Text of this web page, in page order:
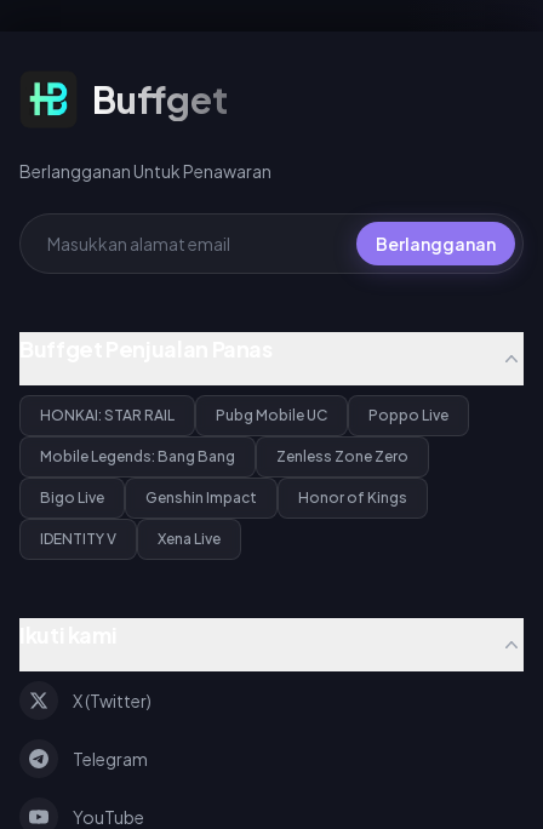
Berlangganan Untuk Penawaran
Buffget
Berlangganan Untuk Penawaran
Berlangganan
HONKAI: STAR RAIL Pubg Mobile UC Poppo Live
Mobile Legends: Bang Bang Zenless Zone Zero
Bigo Live Genshin Impact Honor of Kings
IDENTITY V Xena Live
X (Twitter)
Telegram
YouTube